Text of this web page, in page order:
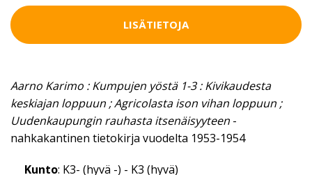
LISÄTIETOJA
Aarno Karimo : Kumpujen yöstä 1-3 : Kivikaudesta
keskiajan loppuun ; Agricolasta ison vihan loppuun ;
Uudenkaupungin rauhasta itsenäisyyteen -
nahkakantinen tietokirja vuodelta 1953-1954
Kunto: K3- (hyvä -) - K3 (hyvä)